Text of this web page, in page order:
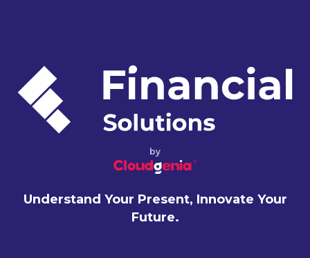
by
Understand Your Present, Innovate Your
Future.